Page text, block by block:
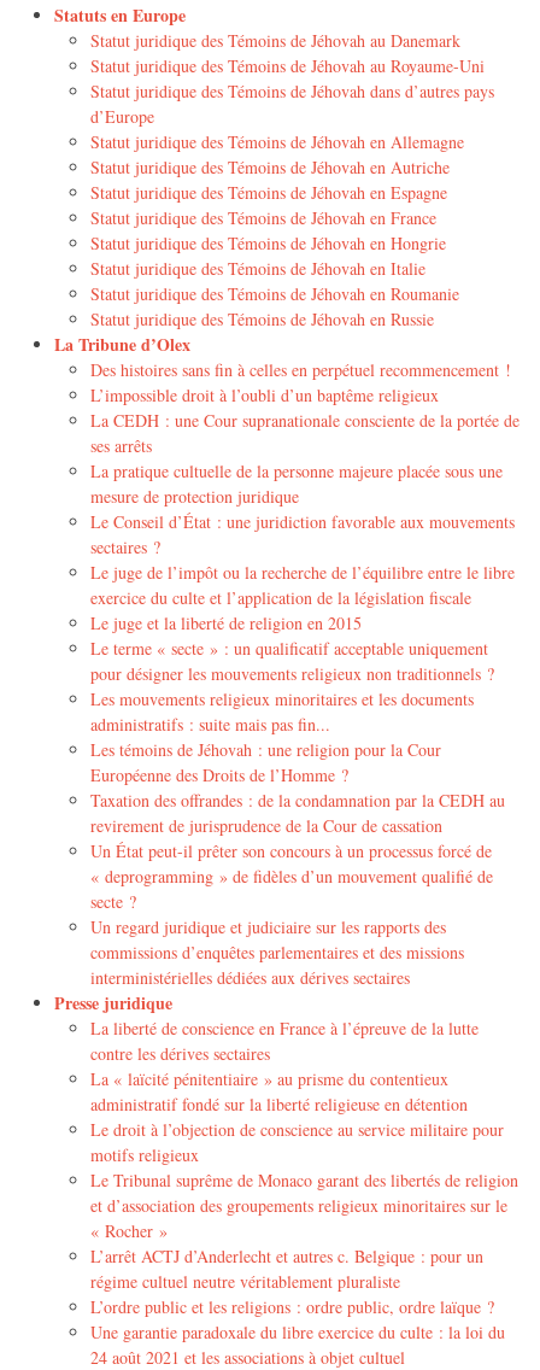
Statuts en Europe
Statut juridique des Témoins de Jéhovah au Danemark
Statut juridique des Témoins de Jéhovah au Royaume-Uni
Statut juridique des Témoins de Jéhovah dans d’autres pays
d’Europe
Statut juridique des Témoins de Jéhovah en Allemagne
Statut juridique des Témoins de Jéhovah en Autriche
Statut juridique des Témoins de Jéhovah en Espagne
Statut juridique des Témoins de Jéhovah en France
Statut juridique des Témoins de Jéhovah en Hongrie
Statut juridique des Témoins de Jéhovah en Italie
Statut juridique des Témoins de Jéhovah en Roumanie
Statut juridique des Témoins de Jéhovah en Russie
La Tribune d’Olex
Des histoires sans fin à celles en perpétuel recommencement !
L’impossible droit à l’oubli d’un baptême religieux
La CEDH : une Cour supranationale consciente de la portée de
ses arrêts
La pratique cultuelle de la personne majeure placée sous une
mesure de protection juridique
Le Conseil d’État : une juridiction favorable aux mouvements
sectaires ?
Le juge de l’impôt ou la recherche de l’équilibre entre le libre
exercice du culte et l’application de la législation fiscale
Le juge et la liberté de religion en 2015
Le terme « secte » : un qualificatif acceptable uniquement
pour désigner les mouvements religieux non traditionnels ?
Les mouvements religieux minoritaires et les documents
administratifs : suite mais pas fin...
Les témoins de Jéhovah : une religion pour la Cour
Européenne des Droits de l’Homme ?
Taxation des offrandes : de la condamnation par la CEDH au
revirement de jurisprudence de la Cour de cassation
Un État peut-il prêter son concours à un processus forcé de
« deprogramming » de fidèles d’un mouvement qualifié de
secte ?
Un regard juridique et judiciaire sur les rapports des
commissions d’enquêtes parlementaires et des missions
interministérielles dédiées aux dérives sectaires
Presse juridique
La liberté de conscience en France à l’épreuve de la lutte
contre les dérives sectaires
La « laïcité pénitentiaire » au prisme du contentieux
administratif fondé sur la liberté religieuse en détention
Le droit à l’objection de conscience au service militaire pour
motifs religieux
Le Tribunal suprême de Monaco garant des libertés de religion
et d’association des groupements religieux minoritaires sur le
« Rocher »
L’arrêt ACTJ d’Anderlecht et autres c. Belgique : pour un
régime cultuel neutre véritablement pluraliste
L’ordre public et les religions : ordre public, ordre laïque ?
Une garantie paradoxale du libre exercice du culte : la loi du
24 août 2021 et les associations à objet cultuel